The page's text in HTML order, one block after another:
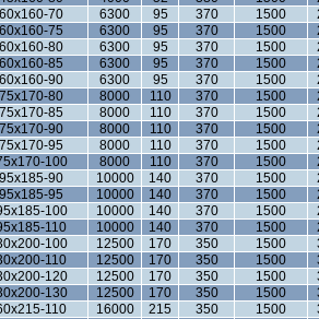
70
6300 95 370 1500
75
6300 95 370 1500
80
6300 95 370 1500
85
6300 95 370 1500
90
6300 95 370 1500
80
8000 110 370 1500
85
8000 110 370 1500
90
8000 110 370 1500
95
8000 110 370 1500
100
8000 110 370 1500
90
10000 140 370 1500
95
10000 140 370 1500
100
10000 140 370 1500
110
10000 140 370 1500
100
12500 170 350 1500
110
12500 170 350 1500
120
12500 170 350 1500
130
12500 170 350 1500
110
16000 215 350 1500